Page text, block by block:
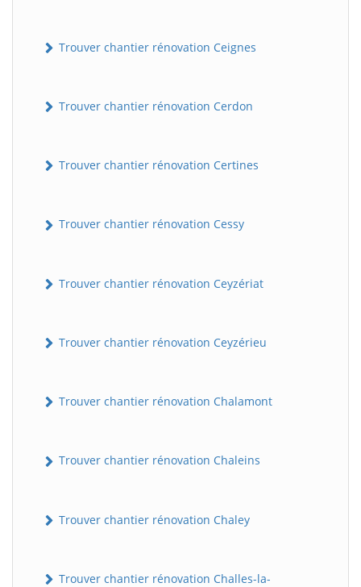
Trouver chantier rénovation Ceignes
Trouver chantier rénovation Cerdon
Trouver chantier rénovation Certines
Trouver chantier rénovation Cessy
Trouver chantier rénovation Ceyzériat
Trouver chantier rénovation Ceyzérieu
Trouver chantier rénovation Chalamont
Trouver chantier rénovation Chaleins
Trouver chantier rénovation Chaley
Trouver chantier rénovation Challes-la-